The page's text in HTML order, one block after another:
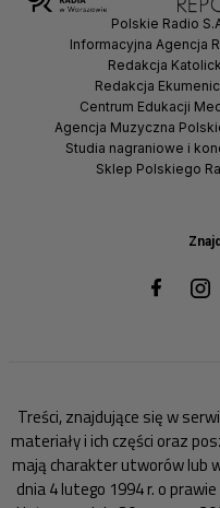
Polskie Radio
Informacyjna Agencja
Redakcja
Redakcja
Centrum Edukacji
Agencja Muzyczna
Studia nagraniowe i
Sklep Polskiego
Treści, znajdujące się w
materiały i ich części oraz
mają charakter utworów lub
dnia 4 lutego 1994 r. o